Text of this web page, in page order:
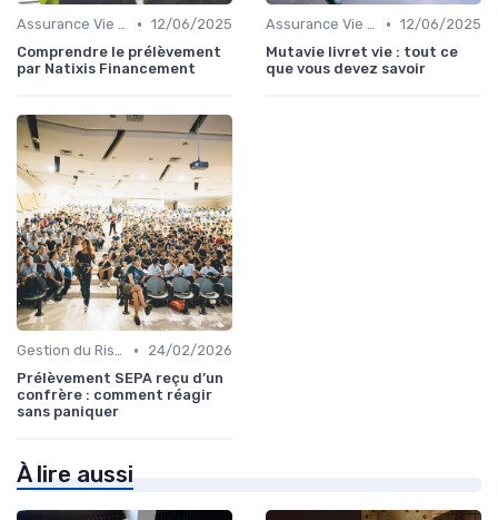
Assurance Vie et Épargne • 12/06/2025
Comprendre le prélèvement
par Natixis Financement
Assurance Vie et Épargne • 12/06/2025
Mutavie livret vie : tout ce
que vous devez savoir
Gestion du Risque Financier •
24/02/2026
Prélèvement SEPA reçu d’un
confrère : comment réagir
sans paniquer
À lire aussi